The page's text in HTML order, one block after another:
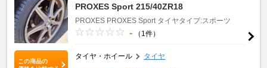
この商品の
PROXES Sport 215/40ZR18
PROXES PROXES Sport タイヤタイプ:スポーツ
- （1件）
タイヤ・ホイール タイヤ